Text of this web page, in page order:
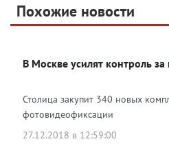
Telegram
Одноклассники
Яндекс Дзен
Похожие новости
В Москве усилят контроль
Столица закупит 340 новых
фотовидеофиксации
27.12.2018 в 12:59:00